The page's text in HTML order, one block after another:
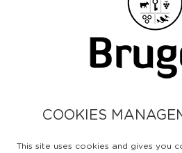
COOKIES
This site uses cookies and gives you
MISE EN
PASSERELLE
ET CYCLABLE
Publiée le21 aout 2020